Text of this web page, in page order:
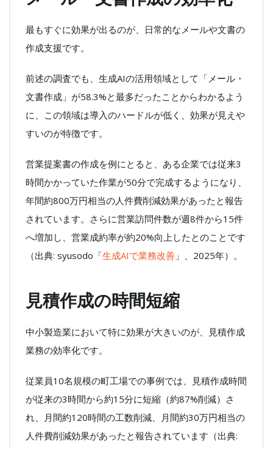
最もすぐに効果が出るのが、日常的なメールや文書の
作成支援です。
前述の調査でも、生成AIの活用領域として「メール・
文書作成」が58.3%と最多だったことからわかるよう
に、この領域は導入のハードルが低く、効果が見えや
すいのが特徴です。
営業提案書の作成を例にとると、ある企業では従来3
時間かかっていた作業が50分で完成するようになり、
年間約800万円相当の人件費削減効果があったと報告
されています。さらに営業訪問件数が週8件から15件
へ増加し、営業成約率が約20%向上したとのことです
（出典: syusodo「生成AIで業務改善 」、2025年）。
見積作成の時間短縮
中小製造業において特に効果が大きいのが、見積作成
業務の効率化です。
従業員10名規模の町工場での事例では、見積作成時間
が従来の3時間から約15分に短縮（約87%削減）さ
れ、月間約120時間の工数削減、月間約30万円相当の
人件費削減効果があったと報告されています（出典: